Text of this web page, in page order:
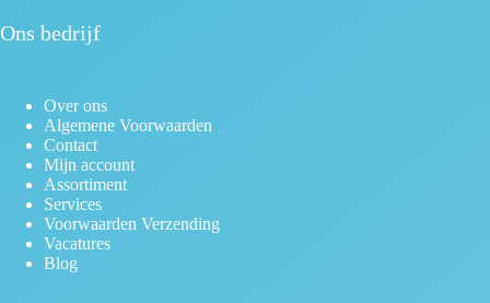
Ons bedrijf
Over ons
Algemene Voorwaarden
Contact
Mijn account
Assortiment
Services
Voorwaarden Verzending
Vacatures
Blog